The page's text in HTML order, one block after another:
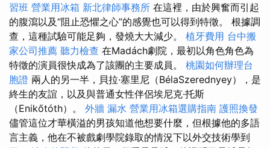
習班 營業用冰箱 新北律師事務所 在這裡，由於興奮而引起
的腹瀉以及“阻止恐懼之心”的感覺也可以得到特徵。 根據調
查，這種試驗可能足夠，發燒大大減少。 植牙費用 台中搬
家公司推薦 聽力檢查 在Madách劇院，最初以角色角色為
特徵的演員很快成為了該團的主要成員。 桃園如何辦理台
胞證 兩人的另一半，貝拉·塞里尼（BélaSzerednyey），是
終生的友誼，以及與普通女性伴侶埃尼克·托斯
（Enikőtóth）。 外牆 漏水 營業用冰箱選購指南 護照換發
儘管這位才華橫溢的男孩知道他想要什麼，但根據他的多語
言主義，他在不被戲劇學院錄取的情況下以外交技術學到